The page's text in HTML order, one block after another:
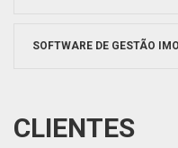
SOFTWARE DE GESTÃO
CLIENTES